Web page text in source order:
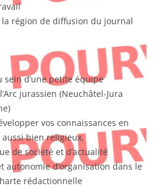
région de diffusion du journal
d’une petite équipe
jurassien (Neuchâtel-Jura
vos connaissances en
bien religieux,
de société et d’actualité
autonomie d’organisation dans le
rédactionnelle